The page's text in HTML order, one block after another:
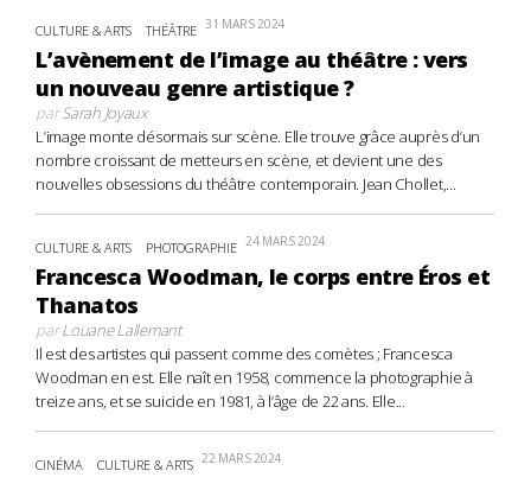
CULTURE & ARTS THÉÂTRE 31 MARS 2024
L’avènement de l’image au théâtre : vers
un nouveau genre artistique ?
parSarah Joyaux
L’image monte désormais sur scène. Elle trouve grâce auprès d’un
nombre croissant de metteurs en scène, et devient une des
nouvelles obsessions du théâtre contemporain. Jean Chollet,...
CULTURE & ARTS PHOTOGRAPHIE 24 MARS 2024
Francesca Woodman, le corps entre Éros et
Thanatos
parLouane Lallemant
Il est des artistes qui passent comme des comètes ; Francesca
Woodman en est. Elle naît en 1958, commence la photographie à
treize ans, et se suicide en 1981, à l’âge de 22 ans. Elle...
CINÉMA CULTURE & ARTS 22 MARS 2024